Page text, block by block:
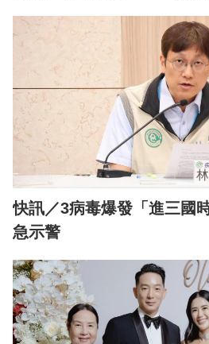
快訊／3病毒爆發「進三國
急示警